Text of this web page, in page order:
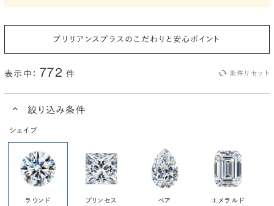
ブリリアンスプラスのこだわりと安心ポイント
表示中： 772 件 条件リセット
絞り込み条件
シェイプ
ラウンド プリンセス ペア エメラルド